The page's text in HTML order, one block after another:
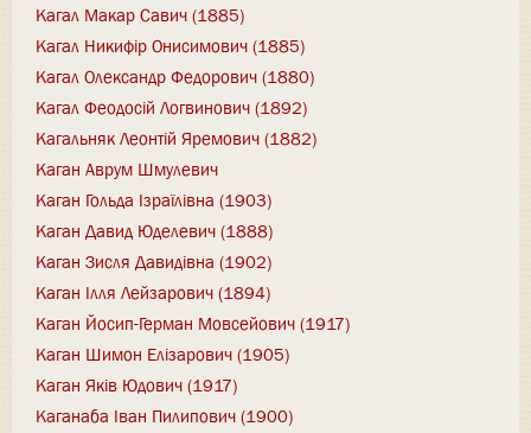
Кагал Макар Савич (1885)
Кагал Никифір Онисимович (1885)
Кагал Олександр Федорович (1880)
Кагал Феодосій Логвинович (1892)
Кагальняк Леонтій Яремович (1882)
Каган Аврум Шмулевич
Каган Гольда Ізраїлівна (1903)
Каган Давид Юделевич (1888)
Каган Зисля Давидівна (1902)
Каган Ілля Лейзарович (1894)
Каган Йосип-Герман Мовсейович (1917)
Каган Шимон Елізарович (1905)
Каган Яків Юдович (1917)
Каганаба Іван Пилипович (1900)